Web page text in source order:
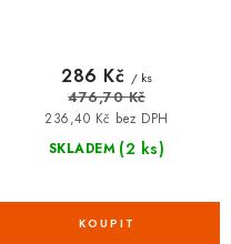
SKLADEM (2 ks)
236,40 Kč bez DPH
286 Kč / ks
476,70 Kč